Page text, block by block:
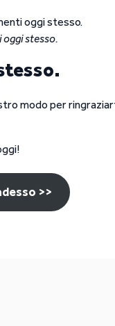
stesso.
modo per
>>